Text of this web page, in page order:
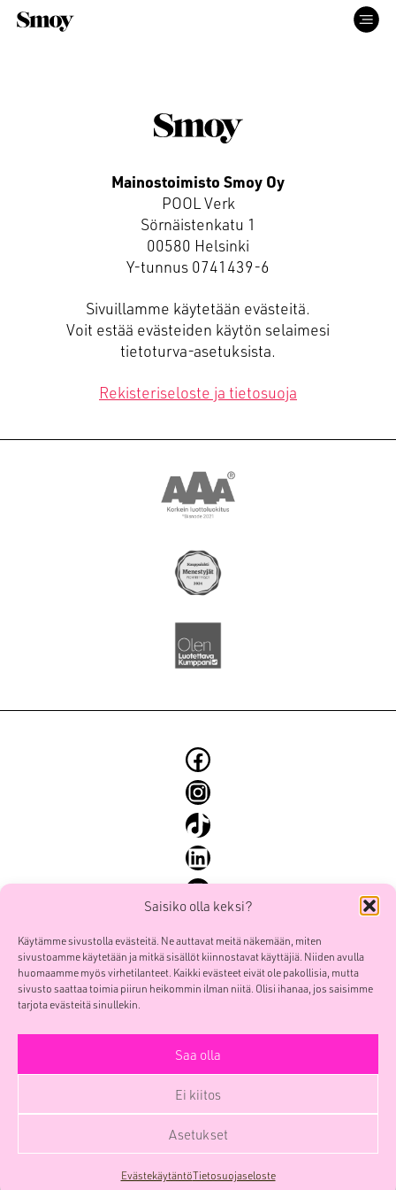
Saisiko olla keksi?
Käytämme sivustolla evästeitä. Ne auttavat meitä näkemään, miten
sivustoamme käytetään ja mitkä sisällöt kiinnostavat käyttäjiä. Niiden avulla
huomaamme myös virhetilanteet. Kaikki evästeet eivät ole pakollisia, mutta
sivusto saattaa toimia piirun heikommin ilman niitä. Olisi ihanaa, jos saisimme
tarjota evästeitä sinullekin.
Saa olla
Ei kiitos
Asetukset
EvästekäytäntöTietosuojaseloste
ETUSIVU
PALVELUT
YHTEYS
YRITYS
SMOYTALK
Brändi ja identiteetti
Digitaaliset ratkaisut
Konseptit ja kampanjat
Sisällöntuotanto ja some
Yhteiskunnallinen markkinointi
Mainostoimisto Smoy Oy
POOL Verk
Sörnäistenkatu 1
etunimi.sukunimi(at)smoy.com
Y-tunnus 0741439-6
Facebook
Instagram
LinkedIn
YouTube
Mainostoimisto Smoy Oy
POOL Verk
Sörnäistenkatu 1
00580 Helsinki
Y-tunnus 0741439-6
Sivuillamme käytetään evästeitä.
Voit estää evästeiden käytön selaimesi
tietoturva-asetuksista.
Rekisteriseloste ja tietosuoja
Facebook
Instagram
TikTok
LinkedIn
YouTube
Etusivu
Palvelut
Me
Yhteys
Yritys
SmoyTalk